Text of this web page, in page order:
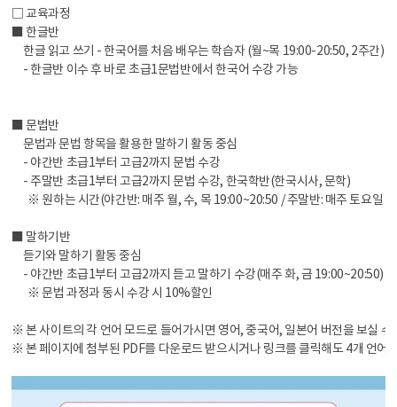
□ 교육과정
■ 한글반
한글 읽고 쓰기 - 한국어를 처음 배우는 학습자 (월~목 19:00-20:50, 2주간)
- 한글반 이수 후 바로 초급1문법반에서 한국어 수강 가능
■ 문법반
문법과 문법 항목을 활용한 말하기 활동 중심
- 야간반 초급1부터 고급2까지 문법 수강
- 주말반 초급1부터 고급2까지 문법 수강, 한국학반(한국시사, 문학)
※ 원하는 시간(야간반: 매주 월, 수, 목 19:00~20:50 / 주말반: 매주 토요일
■ 말하기반
듣기와 말하기 활동 중심
- 야간반 초급1부터 고급2까지 듣고 말하기 수강(매주 화, 금 19:00~20:50)
※ 문법 과정과 동시 수강 시 10%할인
※ 본 사이트의 각 언어 모드로 들어가시면 영어, 중국어, 일본어 버전을 보실
※ 본 페이지에 첨부된 PDF를 다운로드 받으시거나 링크를 클릭해도 4개 언어